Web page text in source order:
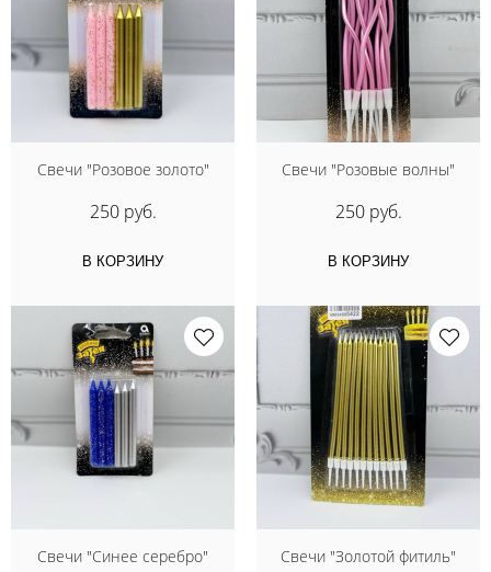
Свечи "Розовое золото"
250 руб.
В КОРЗИНУ
Свечи "Розовые волны"
250 руб.
В КОРЗИНУ
Свечи "Синее серебро" Свечи "Золотой фитиль"